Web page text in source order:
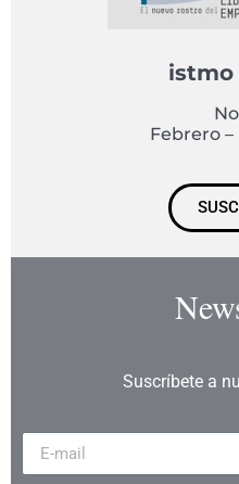
istmo
Febrero –
Suscríbete a